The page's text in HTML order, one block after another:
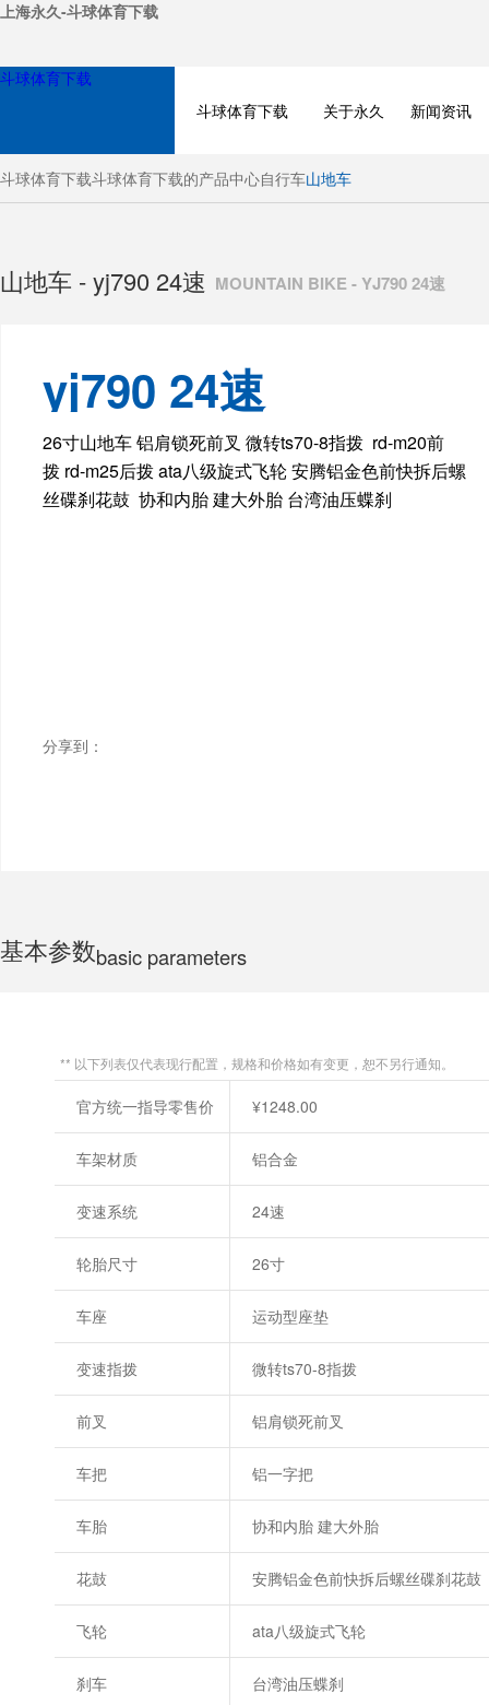
上海永久-斗球体育下载
斗球体育下载
斗球体育下载
关于永久 新闻资讯
斗球体育下载斗球体育下载的产品中心自行车山地车
BICYCLE
ELECTRIC BIKE
山地车 - yj790 24速 MOUNTAIN BIKE - YJ790 24速
yj790 24速
26寸山地车 铝肩锁死前叉 微转ts70-8指拨 rd-m20前
拨 rd-m25后拨 ata八级旋式飞轮 安腾铝金色前快拆后螺
丝碟刹花鼓 协和内胎 建大外胎 台湾油压蝶刹
分享到：
基本参数basic parameters
** 以下列表仅代表现行配置，规格和价格如有变更，恕不另行通知。
官方统一指导零售价 ¥1248.00
车架材质 铝合金
变速系统 24速
轮胎尺寸 26寸
车座 运动型座垫
变速指拨 微转ts70-8指拨
前叉 铝肩锁死前叉
车把 铝一字把
车胎 协和内胎 建大外胎
花鼓 安腾铝金色前快拆后螺丝碟刹花鼓
飞轮 ata八级旋式飞轮
刹车 台湾油压蝶刹